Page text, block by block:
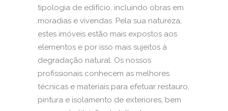
tipologia de edifício, incluindo obras em
moradias e vivendas. Pela sua natureza,
estes imóveis estão mais expostos aos
elementos e por isso mais sujeitos à
degradação natural. Os nossos
profissionais conhecem as melhores
técnicas e materiais para efetuar restauro,
pintura e isolamento de exteriores, bem